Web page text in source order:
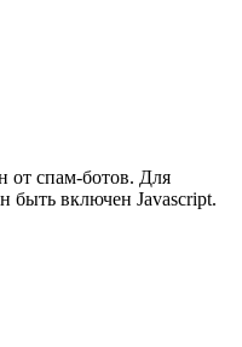
от спам-ботов. Для
быть включен Javascript.